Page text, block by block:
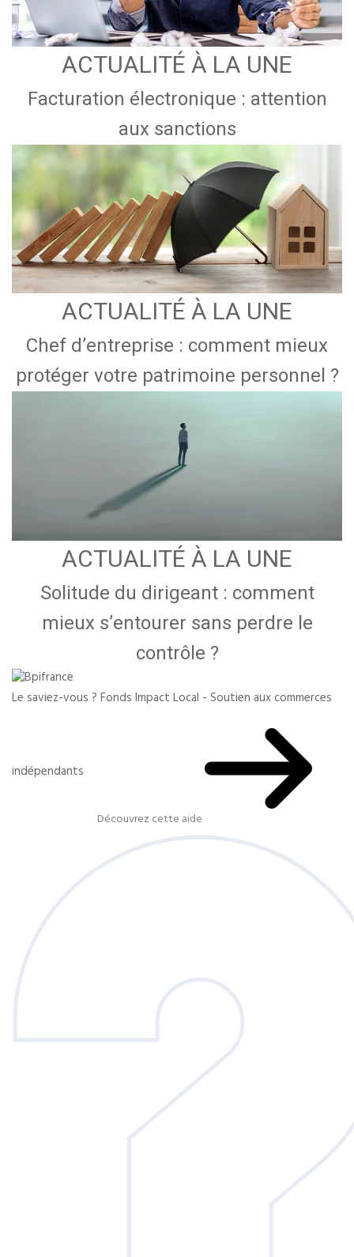
ACTUALITÉ À LA UNE
Facturation électronique : attention
aux sanctions
ACTUALITÉ À LA UNE
Chef d’entreprise : comment mieux
protéger votre patrimoine personnel ?
ACTUALITÉ À LA UNE
Solitude du dirigeant : comment
mieux s’entourer sans perdre le
contrôle ?
Le saviez-vous ?Fonds Impact Local - Soutien aux commerces
indépendants
Découvrez cette aide